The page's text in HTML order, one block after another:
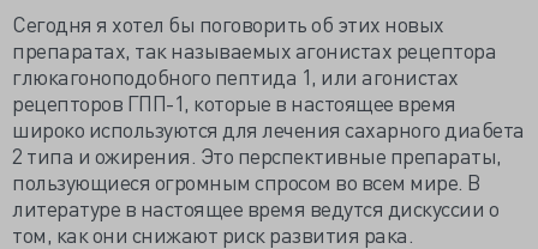
Сегодня я хотел бы поговорить об этих новых
препаратах, так называемых агонистах рецептора
глюкагоноподобного пептида 1, или агонистах
рецепторов ГПП-1, которые в настоящее время
широко используются для лечения сахарного диабета
2 типа и ожирения. Это перспективные препараты,
пользующиеся огромным спросом во всем мире. В
литературе в настоящее время ведутся дискуссии о
том, как они снижают риск развития рака.